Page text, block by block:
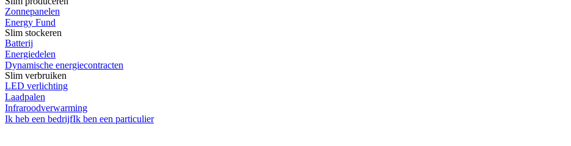
Zonnepanelen
Energy Fund
Slim stockeren
Batterij
Energiedelen
Dynamische energiecontracten
Slim verbruiken
LED verlichting
Laadpalen
Infraroodverwarming
Ik heb een bedrijfIk ben een particulier